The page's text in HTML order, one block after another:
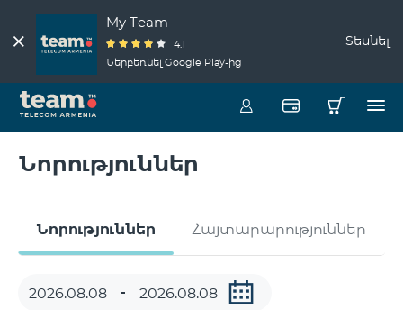
My Team
4.1
Ներբեռնել Google Play-ից
Տեսնել
Նորություններ
Նորություններ Հայտարարություններ